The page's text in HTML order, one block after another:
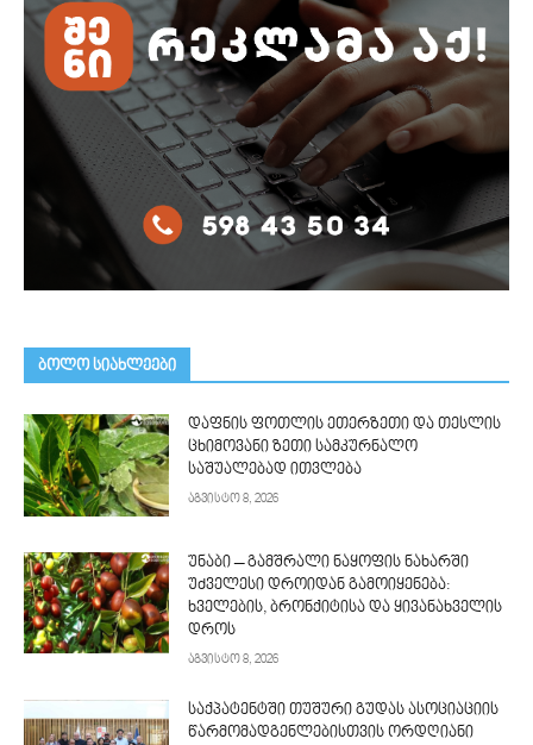
ᲑᲝᲚᲝ ᲡᲘᲐᲮᲚᲔᲔᲑᲘ
დაფნის ფოთლის ეთერზეთი და თესლის
ცხიმოვანი ზეთი სამკურნალო
საშუალებად ითვლება
აგვისტო 8, 2026
უნაბი – გამშრალი ნაყოფის ნახარში
უძველესი დროიდან გამოიყენება:
ხველების, ბრონქიტისა და ყივანახველის
დროს
აგვისტო 8, 2026
საქპატენტში თუშური გუდას ასოციაციის
წარმომადგენლებისთვის ორდღიანი